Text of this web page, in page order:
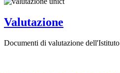
Valutazione
Documenti di valutazione dell'Istituto